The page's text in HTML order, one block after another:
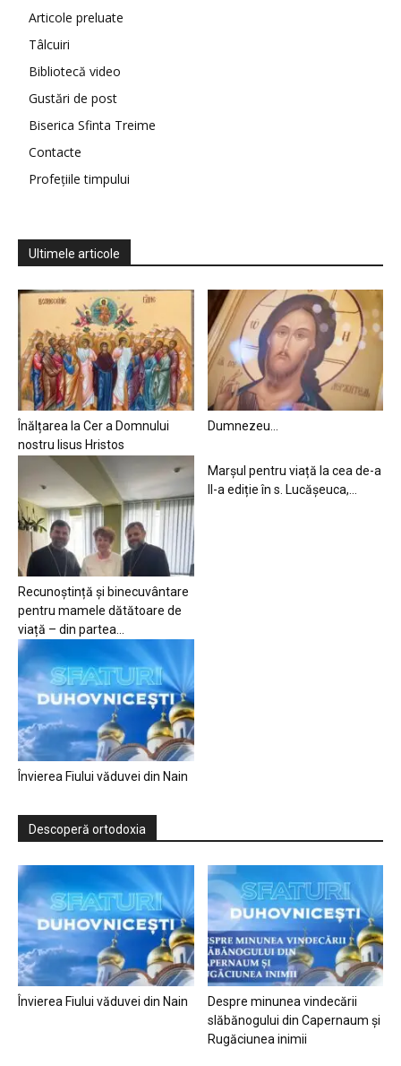
Articole preluate
Tâlcuiri
Bibliotecă video
Gustări de post
Biserica Sfinta Treime
Contacte
Profețiile timpului
Ultimele articole
Înălțarea la Cer a Domnului
nostru Iisus Hristos
Dumnezeu…
Recunoștință și binecuvântare
pentru mamele dătătoare de
viață – din partea...
Marșul pentru viață la cea de-a
II-a ediție în s. Lucășeuca,...
Învierea Fiului văduvei din Nain
Descoperă ortodoxia
Învierea Fiului văduvei din Nain
Despre minunea vindecării
slăbănogului din Capernaum și
Rugăciunea inimii